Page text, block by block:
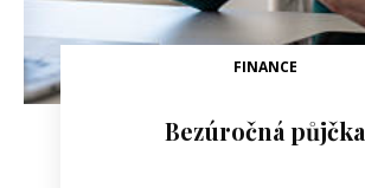
FINANCE
Bezúročná půjčka